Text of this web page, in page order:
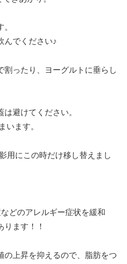
でください♪
ったり、ヨーグルトに垂らし
避けてください。
います。
用にこの時だけ移し替えまし
どのアレルギー症状を緩和
ります！！
の上昇を抑えるので、脂肪をつ